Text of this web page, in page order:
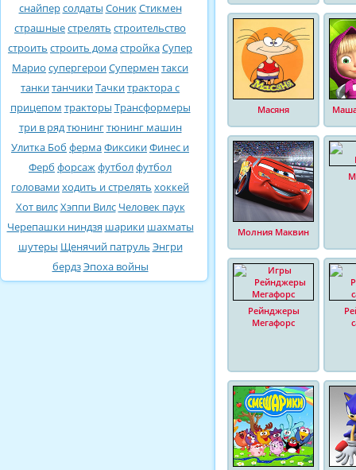
снайперсолдаты СоникСтикмен
страшныестрелять строительство
строить строить домастройкаСупер
Марио супергероиСуперментакси
танкитанчикиТачкитрактора с
прицепом тракторы Трансформеры
три в рядтюнингтюнинг машин
Улитка Боб фермаФиксикиФинес и
Ферб форсажфутболфутбол
головамиходить и стрелять хоккей
Хот вилсХэппи Вилс Человек паук
Черепашки ниндзя шарики шахматы
шутеры Щенячий патруль Энгри
бердзЭпоха войны
Масяня
Молния Маквин
Рейнджеры
Мегафорс